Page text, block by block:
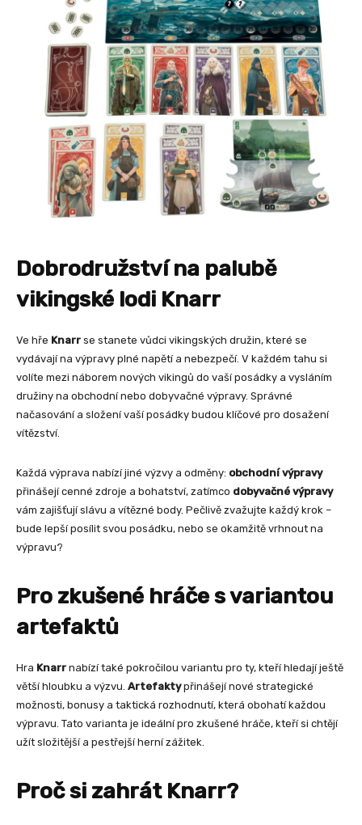
Dobrodružství na palubě
vikingské lodi Knarr
Ve hře Knarr se stanete vůdci vikingských družin, které se
vydávají na výpravy plné napětí a nebezpečí. V každém tahu si
volíte mezi náborem nových vikingů do vaší posádky a vysláním
družiny na obchodní nebo dobyvačné výpravy. Správné
načasování a složení vaší posádky budou klíčové pro dosažení
vítězství.
Každá výprava nabízí jiné výzvy a odměny: obchodní výpravy
přinášejí cenné zdroje a bohatství, zatímco dobyvačné výpravy
vám zajišťují slávu a vítězné body. Pečlivě zvažujte každý krok –
bude lepší posílit svou posádku, nebo se okamžitě vrhnout na
výpravu?
Pro zkušené hráče s variantou
artefaktů
Hra Knarr nabízí také pokročilou variantu pro ty, kteří hledají ještě
větší hloubku a výzvu. Artefaktypřinášejí nové strategické
možnosti, bonusy a taktická rozhodnutí, která obohatí každou
výpravu. Tato varianta je ideální pro zkušené hráče, kteří si chtějí
užít složitější a pestřejší herní zážitek.
Proč si zahrát Knarr?